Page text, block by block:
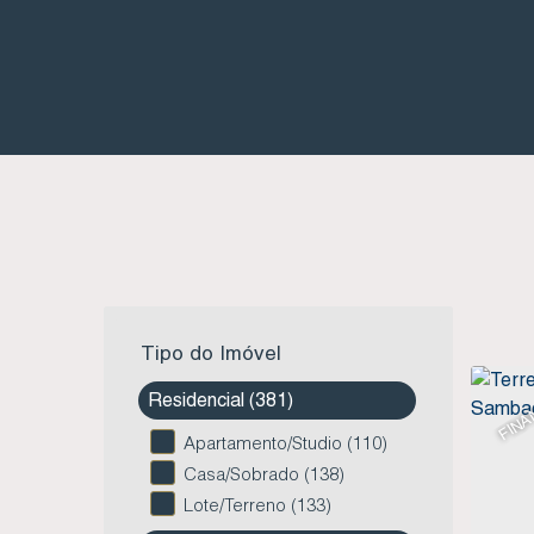
Tipo do Imóvel
Residencial (381)
Apartamento/Studio (110)
Casa/Sobrado (138)
Lote/Terreno (133)